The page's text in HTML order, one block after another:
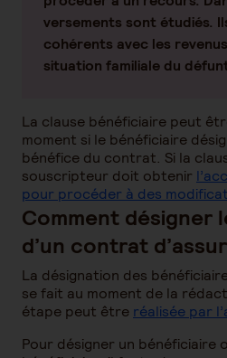
versements sont étudiés.
cohérents avec les
situation familiale du
La clause bénéficiaire peut
moment si le bénéficiaire
bénéfice du contrat. Si la
souscripteur doit obtenir
pour procéder à des
Comment désigner
d’un contrat
La désignation des
se fait au moment de la
étape peut être réalisée par
Pour désigner un bénéficiaire